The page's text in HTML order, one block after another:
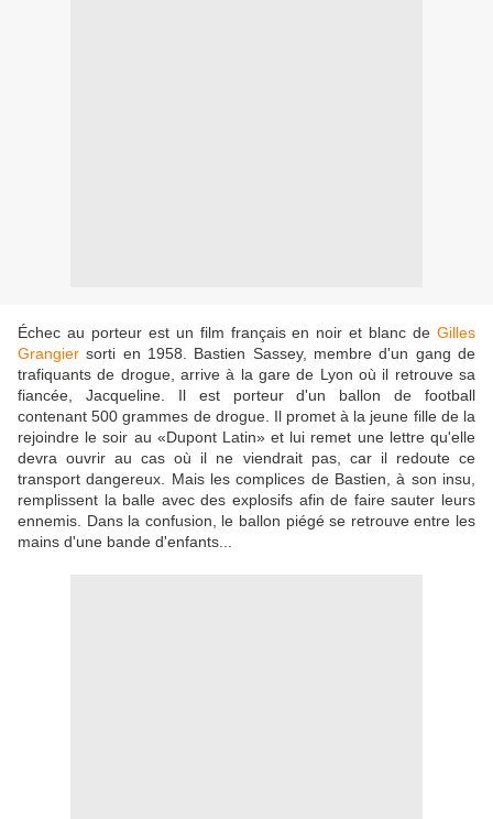
Échec au porteur est un film français en noir et blanc de Gilles
Grangier sorti en 1958. Bastien Sassey, membre d'un gang de
trafiquants de drogue, arrive à la gare de Lyon où il retrouve sa
fiancée, Jacqueline. Il est porteur d'un ballon de football
contenant 500 grammes de drogue. Il promet à la jeune fille de la
rejoindre le soir au «Dupont Latin» et lui remet une lettre qu'elle
devra ouvrir au cas où il ne viendrait pas, car il redoute ce
transport dangereux. Mais les complices de Bastien, à son insu,
remplissent la balle avec des explosifs afin de faire sauter leurs
ennemis. Dans la confusion, le ballon piégé se retrouve entre les
mains d'une bande d'enfants...